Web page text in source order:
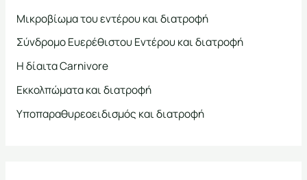
σ
η
γ
ι
Μικροβίωμα του εντέρου και διατροφή
Σύνδρομο Ευερέθιστου Εντέρου και διατροφή
Η δίαιτα Carnivore
Εκκολπώματα και διατροφή
Υποπαραθυρεοειδισμός και διατροφή